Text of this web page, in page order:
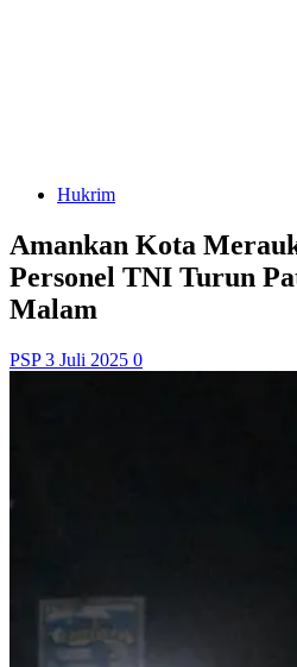
Hukrim
Amankan Kota
Personel TNI Turun
Malam
PSP3 Juli 2025 0